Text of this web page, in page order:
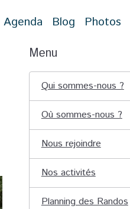
Agenda Blog Photos
Menu
Qui sommes-nous ?
Où sommes-nous ?
Nous rejoindre
Nos activités
Planning des Randos